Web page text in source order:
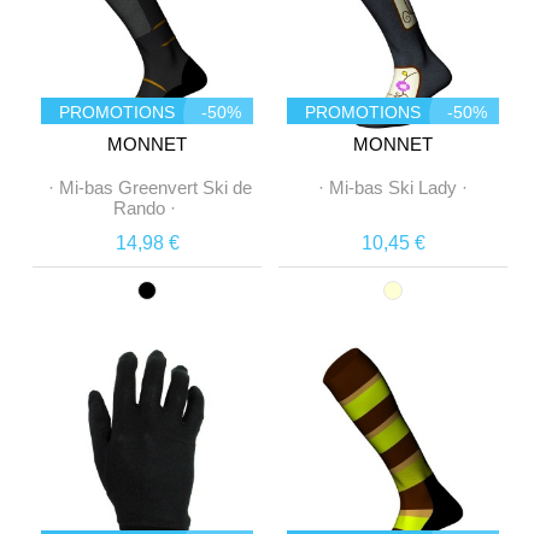
PROMOTIONS -50%
MONNET
· Mi-bas Greenvert Ski de
Rando ·
14,98 €
PROMOTIONS -50%
MONNET
· Mi-bas Ski Lady ·
10,45 €